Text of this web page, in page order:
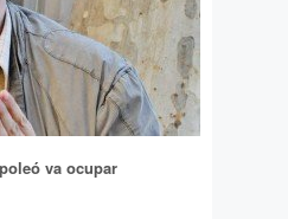
va ocupar